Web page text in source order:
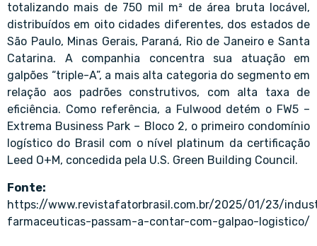
totalizando mais de 750 mil m² de área bruta locável,
distribuídos em oito cidades diferentes, dos estados de
São Paulo, Minas Gerais, Paraná, Rio de Janeiro e Santa
Catarina. A companhia concentra sua atuação em
galpões “triple-A”, a mais alta categoria do segmento em
relação aos padrões construtivos, com alta taxa de
eficiência. Como referência, a Fulwood detém o FW5 –
Extrema Business Park – Bloco 2, o primeiro condomínio
logístico do Brasil com o nível platinum da certificação
Leed O+M, concedida pela U.S. Green Building Council.
Fonte:
https://www.revistafatorbrasil.com.br/2025/01/23/
farmaceuticas-passam-a-contar-com-galpao-logistico/